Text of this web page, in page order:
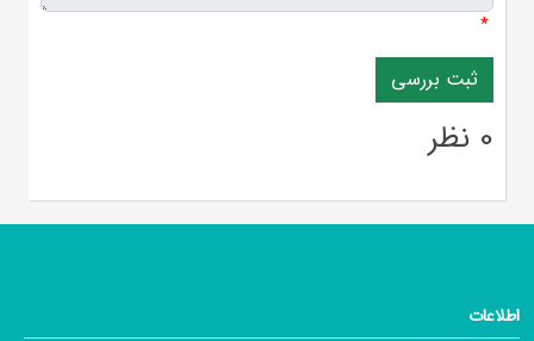
*
0 نظر
اطلاعات